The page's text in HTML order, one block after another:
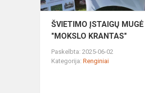
ŠVIETIMO ĮSTAIGŲ MUGĖ
"MOKSLO KRANTAS"
Paskelbta: 2025-06-02
Kategorija: Renginiai